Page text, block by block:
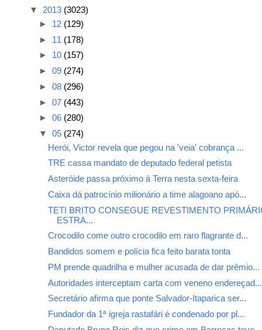
▼ 2013 (3023)
► 12 (129)
► 11 (178)
► 10 (157)
► 09 (274)
► 08 (296)
► 07 (443)
► 06 (280)
▼ 05 (274)
Herói, Victor revela que pegou na 'veia' cobrança ...
TRE cassa mandato de deputado federal petista
Asteróide passa próximo à Terra nesta sexta-feira
Caixa dá patrocínio milionário a time alagoano apó...
TETI BRITO CONSEGUE REVESTIMENTO
ESTRA...
Crocodilo come outro crocodilo em raro flagrante d...
Bandidos somem e polícia fica feito barata tonta
PM prende quadrilha e mulher acusada de dar prêmio...
Autoridades interceptam carta com veneno endereçad...
Secretário afirma que ponte Salvador-Itaparica ser...
Fundador da 1ª igreja rastafári é condenado por pl...